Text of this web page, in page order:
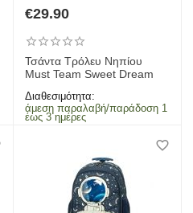
€29.90
Τσάντα Τρόλευ Νηπίου
Must Team Sweet Dream
Διαθεσιμότητα:
άμεση παραλαβή/παράδοση 1
έως 3 ημέρες